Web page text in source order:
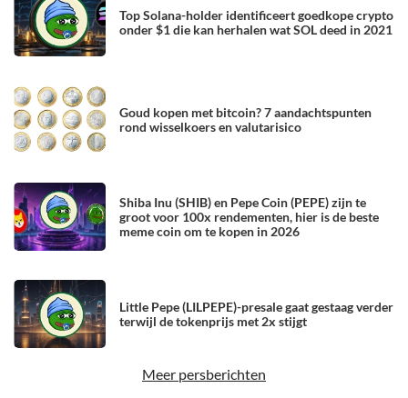
Top Solana-holder identificeert goedkope crypto
onder $1 die kan herhalen wat SOL deed in 2021
Goud kopen met bitcoin? 7 aandachtspunten
rond wisselkoers en valutarisico
Shiba Inu (SHIB) en Pepe Coin (PEPE) zijn te
groot voor 100x rendementen, hier is de beste
meme coin om te kopen in 2026
Little Pepe (LILPEPE)-presale gaat gestaag verder
terwijl de tokenprijs met 2x stijgt
Meer persberichten